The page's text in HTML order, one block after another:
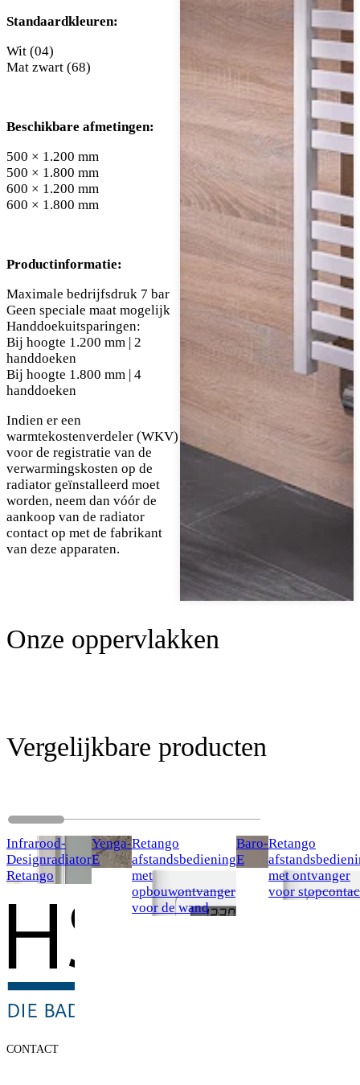
Standaardkleuren:
Wit (04)
Mat zwart (68)
Beschikbare afmetingen:
500 × 1.200 mm
500 × 1.800 mm
600 × 1.200 mm
600 × 1.800 mm
Productinformatie:
Maximale bedrijfsdruk 7 bar
Geen speciale maat mogelijk
Handdoekuitsparingen:
Bij hoogte 1.200 mm | 2
handdoeken
Bij hoogte 1.800 mm | 4
handdoeken
Indien er een
warmtekostenverdeler (WKV)
voor de registratie van de
verwarmingskosten op de
radiator geïnstalleerd moet
worden, neem dan vóór de
aankoop van de radiator
contact op met de fabrikant
van deze apparaten.
Onze oppervlakken
Vergelijkbare producten
Infrarood-
Designradiator
Retango
Yenga-
E
Retango
afstandsbediening
met
opbouwontvanger
voor de wand
Baro-
E
Retango
met ontvanger
voor
CONTACT